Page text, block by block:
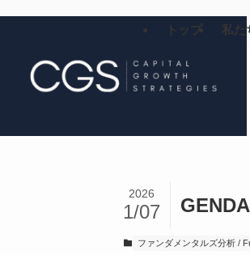
トップ 私た
2026
1/07
ファンダメンタルズ分析 /